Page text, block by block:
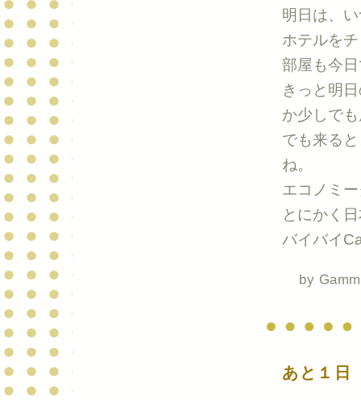
明日は、
ホテルを
部屋も今
きっと明
か少しで
でも来る
ね。
エコノミ
とにかく
バイバイ
by
あと１日